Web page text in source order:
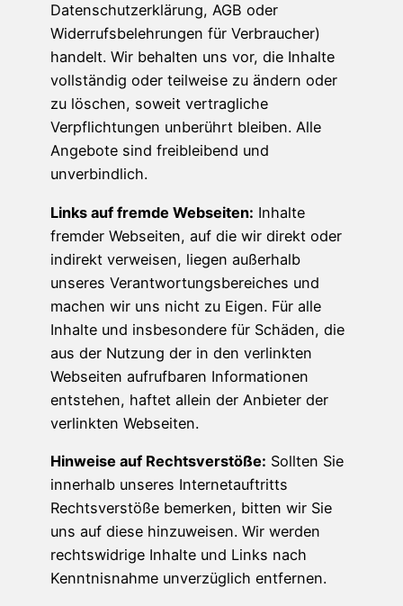
Datenschutzerklärung, AGB oder
Widerrufsbelehrungen für Verbraucher)
handelt. Wir behalten uns vor, die Inhalte
vollständig oder teilweise zu ändern oder
zu löschen, soweit vertragliche
Verpflichtungen unberührt bleiben. Alle
Angebote sind freibleibend und
unverbindlich.
Links auf fremde Webseiten: Inhalte
fremder Webseiten, auf die wir direkt oder
indirekt verweisen, liegen außerhalb
unseres Verantwortungsbereiches und
machen wir uns nicht zu Eigen. Für alle
Inhalte und insbesondere für Schäden, die
aus der Nutzung der in den verlinkten
Webseiten aufrufbaren Informationen
entstehen, haftet allein der Anbieter der
verlinkten Webseiten.
Hinweise auf Rechtsverstöße: Sollten Sie
innerhalb unseres Internetauftritts
Rechtsverstöße bemerken, bitten wir Sie
uns auf diese hinzuweisen. Wir werden
rechtswidrige Inhalte und Links nach
Kenntnisnahme unverzüglich entfernen.